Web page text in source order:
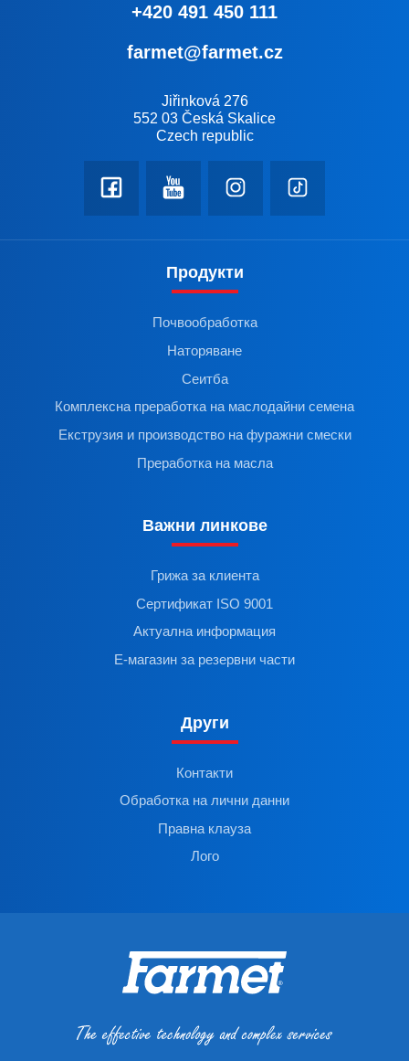
+420 491 450 111
farmet@farmet.cz
Jiřinková 276
552 03 Česká Skalice
Czech republic
Продукти
Почвообработка
Наторяване
Сеитба
Комплексна преработка на маслодайни семена
Екструзия и производство на фуражни смески
Преработка на масла
Важни линкове
Грижа за клиента
Сертификат ISO 9001
Актуална информация
Е-магазин за резервни части
Други
Контакти
Обработка на лични данни
Правна клауза
Лого